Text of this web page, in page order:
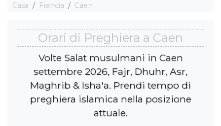
Casa Francia Caen
Orari di Preghiera a Caen
Volte Salat musulmani in Caen
settembre 2026, Fajr, Dhuhr, Asr,
Maghrib & Isha'a. Prendi tempo di
preghiera islamica nella posizione
attuale.